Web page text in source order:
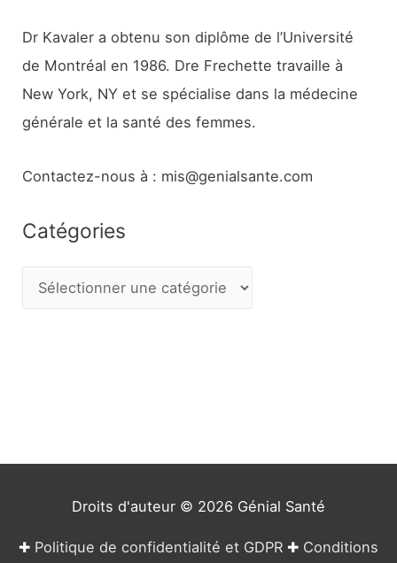
Dr Kavaler a obtenu son diplôme de l’Université
de Montréal en 1986. Dre Frechette travaille à
New York, NY et se spécialise dans la médecine
générale et la santé des femmes.
Contactez-nous à : mis@genialsante.com
Catégories
Droits d'auteur © 2026 Génial Santé
✚ Politique de confidentialité et GDPR ✚ Conditions